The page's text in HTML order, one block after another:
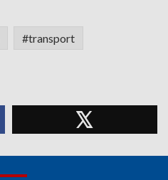
#transport